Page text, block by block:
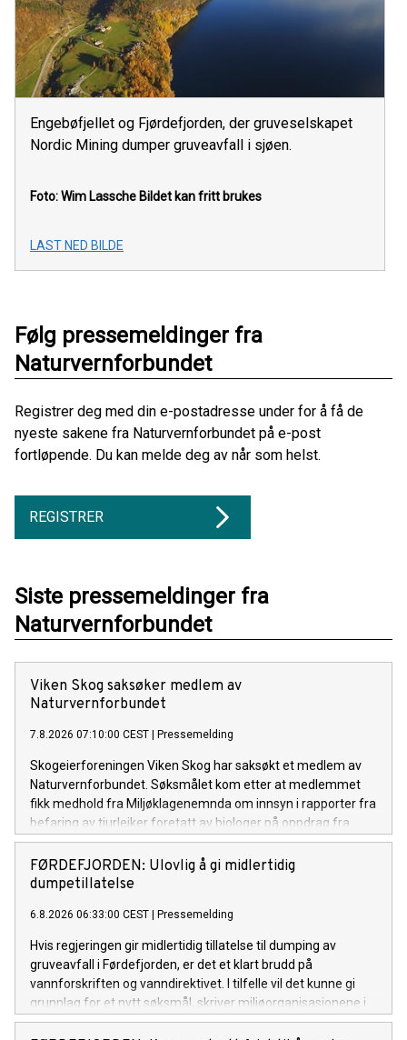
Engebøfjellet og Fjørdefjorden, der gruveselskapet
Nordic Mining dumper gruveavfall i sjøen.
Foto: Wim Lassche Bildet kan fritt brukes
LAST NED BILDE
Følg pressemeldinger fra
Naturvernforbundet
Registrer deg med din e-postadresse under for å få de
nyeste sakene fra Naturvernforbundet på e-post
fortløpende. Du kan melde deg av når som helst.
REGISTRER
Siste pressemeldinger fra
Naturvernforbundet
Viken Skog saksøker medlem av
Naturvernforbundet
7.8.2026 07:10:00 CEST Pressemelding
Skogeierforeningen Viken Skog har saksøkt et medlem av
Naturvernforbundet. Søksmålet kom etter at medlemmet
fikk medhold fra Miljøklagenemnda om innsyn i rapporter fra
befaring av tiurleiker foretatt av biologer på oppdrag fra
selskapet.
FØRDEFJORDEN: Ulovlig å gi midlertidig
dumpetillatelse
6.8.2026 06:33:00 CEST Pressemelding
Hvis regjeringen gir midlertidig tillatelse til dumping av
gruveavfall i Førdefjorden, er det et klart brudd på
vannforskriften og vanndirektivet. I tilfelle vil det kunne gi
grunnlag for et nytt søksmål, skriver miljøorganisasjonene i
sin høringsuttalelse til gruveselskapet Nordic Minings søknad